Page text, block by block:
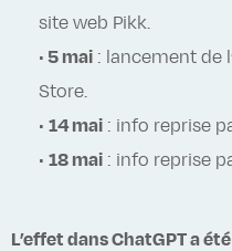
site web Pikk.
• 5 mai : lancement de
Store.
• 14 mai : info reprise
• 18 mai : info reprise
L’effet dans ChatGPT a